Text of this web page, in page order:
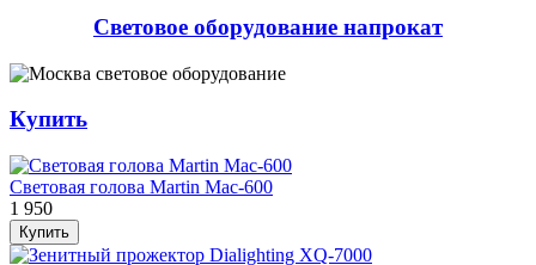
Световое оборудование напрокат
Купить
Световая голова Martin Mac-600
1 950
Купить